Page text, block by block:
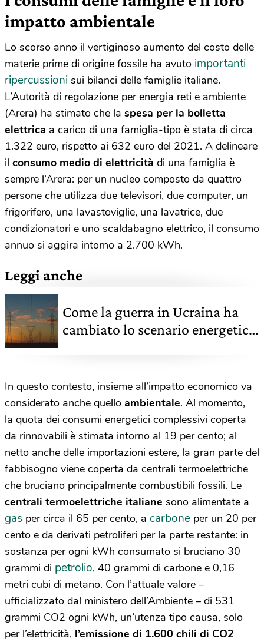
impatto ambientale
Lo scorso anno il vertiginoso aumento del costo delle
materie prime di origine fossile ha avuto importanti
ripercussioni sui bilanci delle famiglie italiane.
L’Autorità di regolazione per energia reti e ambiente
(Arera) ha stimato che la spesa per la bolletta
elettrica a carico di una famiglia-tipo è stata di circa
1.322 euro, rispetto ai 632 euro del 2021. A delineare
il consumo medio di elettricità di una famiglia è
sempre l’Arera: per un nucleo composto da quattro
persone che utilizza due televisori, due computer, un
frigorifero, una lavastoviglie, una lavatrice, due
condizionatori e uno scaldabagno elettrico, il consumo
annuo si aggira intorno a 2.700 kWh.
Leggi anche
Come la guerra in Ucraina ha
cambiato lo scenario energetico
In questo contesto, insieme all’impatto economico va
considerato anche quello ambientale. Al momento,
la quota dei consumi energetici complessivi coperta
da rinnovabili è stimata intorno al 19 per cento; al
netto anche delle importazioni estere, la gran parte del
fabbisogno viene coperta da centrali termoelettriche
che bruciano principalmente combustibili fossili. Le
centrali termoelettriche italiane sono alimentate a
gas per circa il 65 per cento, a carbone per un 20 per
cento e da derivati petroliferi per la parte restante: in
sostanza per ogni kWh consumato si bruciano 30
grammi di petrolio, 40 grammi di carbone e 0,16
metri cubi di metano. Con l’attuale valore –
ufficializzato dal ministero dell’Ambiente – di 531
grammi CO2 ogni kWh, un’utenza tipo causa, solo
per l’elettricità, l’emissione di 1.600 chili di CO2